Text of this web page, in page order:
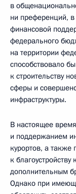
в
ни преференций,
финансовой
федерального
на территории
способствовало
к строительству
сферы и
инфраструктуры.
В настоящее
и поддержанием
курортов, а
к
дополнительным
Однако при